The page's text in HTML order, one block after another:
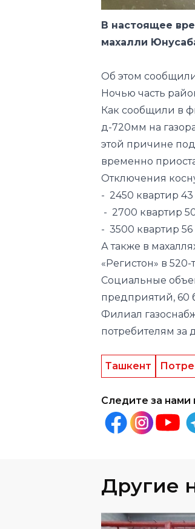
В настоящее
махалли
Об этом
Ночью часть
Как сообщили в
д-720мм на
этой причине
временно
Отключения
- 2450 квартир
- 2700 квартир
- 3500 квартир
А также в
«Регистон» в
Социальные
предприятий, 60
Филиал
потребителям за
Ташкент
Следите за нами
Другие